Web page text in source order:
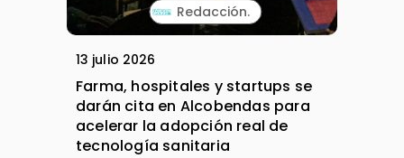
Redacción.
13 julio 2026
Farma, hospitales y startups se
darán cita en Alcobendas para
acelerar la adopción real de
tecnología sanitaria